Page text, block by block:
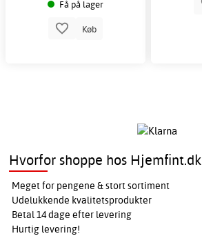
Få på lager
Køb
Hvorfor shoppe hos Hjemfint.dk
Meget for pengene & stort sortiment
Udelukkende kvalitetsprodukter
Betal 14 dage efter levering
Hurtig levering!